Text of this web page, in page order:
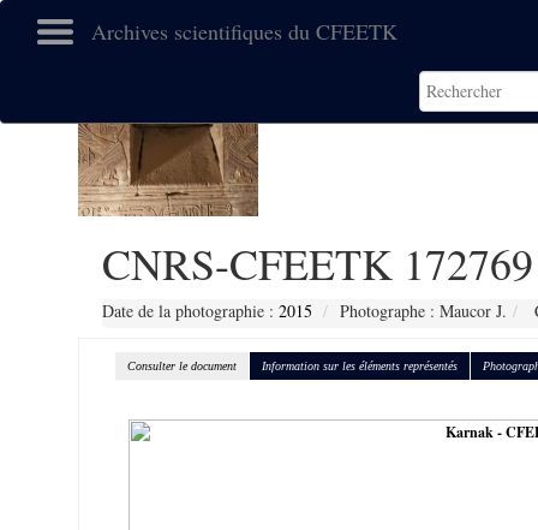
Archives scientifiques du CFEETK
CNRS-CFEETK 172769
Date de la photographie : 2015 Photographe : Maucor J.
Consulter le document Information sur les éléments représentés